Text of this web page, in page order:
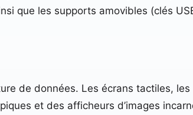
que les supports amovibles (clés
de données. Les écrans tactiles, les
et des afficheurs d’images